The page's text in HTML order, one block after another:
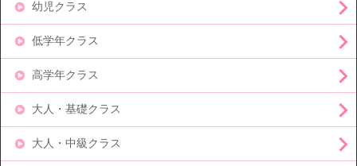
幼児クラス
低学年クラス
高学年クラス
大人・基礎クラス
大人・中級クラス